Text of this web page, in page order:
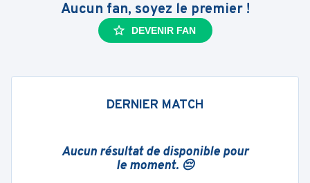
Aucun fan, soyez le premier !
DEVENIR FAN
DERNIER MATCH
Aucun résultat de disponible pour
le moment. 😔